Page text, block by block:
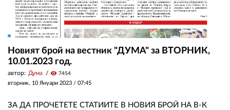
Новият брой на вестник "ДУМА" за ВТОРНИК,
10.01.2023 год.
автор: Дума visibility 7454
вторник, 10 Януари 2023 / 07:45
ЗА ДА ПРОЧЕТЕТЕ СТАТИИТЕ В НОВИЯ БРОЙ НА В-К